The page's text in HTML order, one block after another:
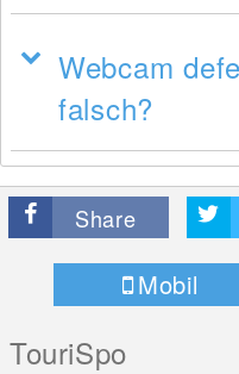
Webcam
falsch?
Share
Mobil
TouriSpo